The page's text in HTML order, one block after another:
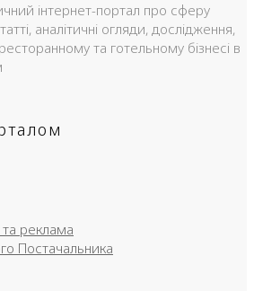
інтернет-портал про сферу
аналітичні огляди, дослідження,
та готельному бізнесі в
та реклама
Постачальника